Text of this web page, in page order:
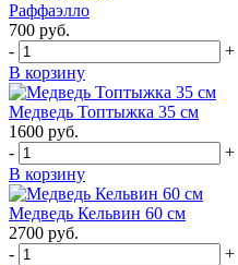
Раффаэлло
700 руб.
-
+
В корзину
Медведь Топтыжка 35 см
1600 руб.
-
+
В корзину
Медведь Кельвин 60 см
2700 руб.
-
+